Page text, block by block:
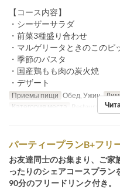
【コース内容】
・シーザーサラダ
・前菜3種盛り合わせ
・マルゲリータときのこのピ
・季節のパスタ
・国産鶏もも肉の炭火焼
・デザート
Приемы пищи Обед, Ужин
Категория места
Restaurant
パーティープランB+フリ
お友達同士のお集まり、ご家
ったりのシェアコースプラン
90分のフリードリンク付き。